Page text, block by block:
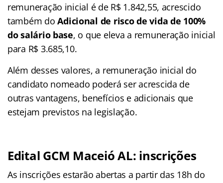
remuneração inicial é de R$ 1.842,55, acrescido
também doAdicional de risco de vida de 100%
do salário base, o que eleva a remuneração inicial
para R$ 3.685,10.
Além desses valores, a remuneração inicial do
candidato nomeado poderá ser acrescida de
outras vantagens, benefícios e adicionais que
estejam previstos na legislação.
Edital GCM Maceió AL: inscrições
As inscrições estarão abertas a partir das 18h do